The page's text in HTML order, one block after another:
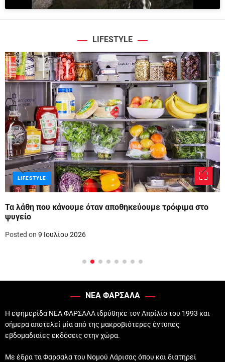
LIFESTYLE
LIFESTYLE
Τα λάθη που κάνουμε όταν αποθηκεύουμε τρόφιμα στο
ψυγείο
Posted on 9 Ιουλίου 2026
ΝΕΑ ΦΑΡΣΑΛΑ
Η εφημερίδα ΝΕΑ ΦΑΡΣΑΛΑ ιδρύθηκε τον Απρίλιο του 1993 και
σήμερα αποτελεί μία από της μακροβιότερες έντυπες
εβδομαδιαίες εκδόσεις στην χώρα.
Με έδρα τα Φαρσαλα του Νομού Λάρισας όπου και διατηρεί